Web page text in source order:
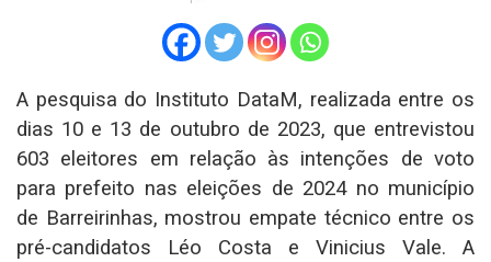
A pesquisa do Instituto DataM, realizada entre os
dias 10 e 13 de outubro de 2023, que entrevistou
603 eleitores em relação às intenções de voto
para prefeito nas eleições de 2024 no município
de Barreirinhas, mostrou empate técnico entre os
pré-candidatos Léo Costa e Vinicius Vale. A